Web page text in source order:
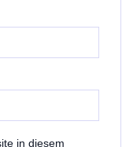
in diesem